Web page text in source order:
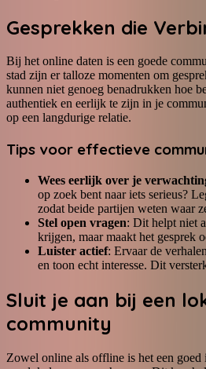
Gesprekken die
Bij het online daten is een goede
stad zijn er talloze momenten om
kunnen niet genoeg benadrukken hoe
authentiek en eerlijk te zijn in je
op een langdurige relatie.
Tips voor effectieve
Wees eerlijk over je
op zoek bent naar iets serieus?
zodat beide partijen weten waar
Stel open vragen: Dit helpt niet
krijgen, maar maakt het gesprek
Luister actief: Ervaar de
en toon echt interesse. Dit
Sluit je aan bij een
community
Zowel online als offline is het een goed